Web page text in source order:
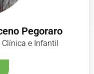
Pegoraro
e Infantil